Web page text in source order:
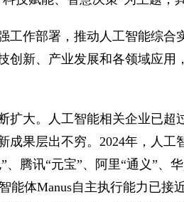
作部署，推动人工智能综合
新、产业发展和各领域应用
大。人工智能相关企业已超
果层出不穷。2024年，人工
腾讯“元宝”、阿里“通义”、
能体Manus自主执行能力已接